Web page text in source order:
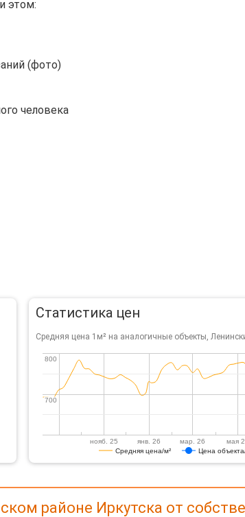
этом:
(фото)
человека
Статистика цен
Средняя цена 1м² на аналогичные объекты,
Средняя цена/м² Цена
нояб. 25 янв. 26 мар. 26 мая
700
700
800
800
районе Иркутска от